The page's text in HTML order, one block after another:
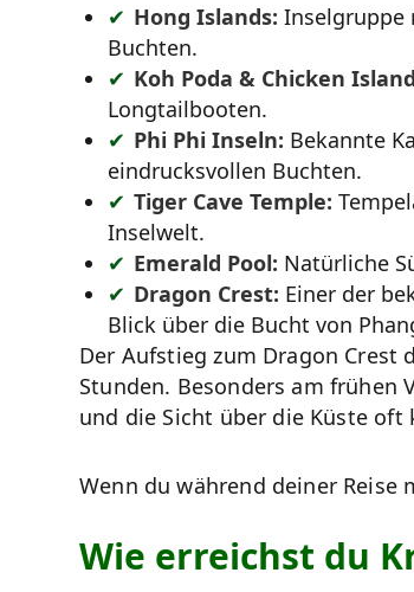
Hong Islands: Inselgruppe
Buchten.
Koh Poda & Chicken
Longtailbooten.
Phi Phi Inseln: Bekannte
eindrucksvollen Buchten.
Tiger Cave Temple:
Inselwelt.
Emerald Pool: Natürliche
Dragon Crest: Einer der
Blick über die Bucht von
Der Aufstieg zum Dragon Crest
Stunden. Besonders am frühen
und die Sicht über die Küste oft
Wenn du während deiner
Wie erreichst du